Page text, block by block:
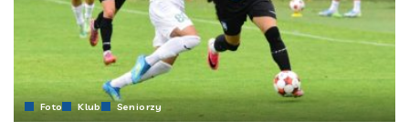
Foto Klub Seniorzy